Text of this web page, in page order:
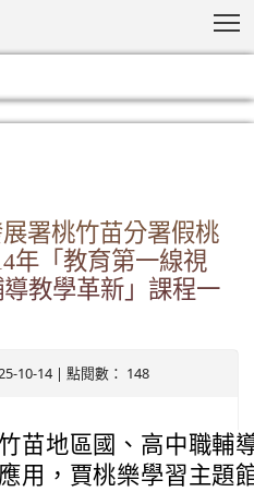
署桃竹苗分署假桃
年「教育第一線視
教學革新」課程一
10-14 | 點閱數： 148
苗地區國、高中職輔
用，賈桃樂學習主題